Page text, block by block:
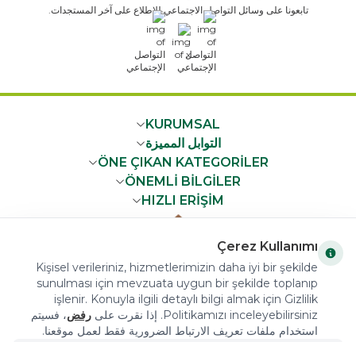
تابعونا على وسائل التواصل الاجتماعي للاطلاع على آخر المستجدات.
x
KURUMSAL
التوابل المميزة
ÖNE ÇIKAN KATEGORİLER
ÖNEMLİ BİLGİLER
HIZLI ERİŞİM
COPYRIGHT © 2023 arifoglu.com ALL RIGHTS RESERVED
Çerez Kullanımı
Kişisel verileriniz, hizmetlerimizin daha iyi bir şekilde
sunulması için mevzuata uygun bir şekilde toplanıp
işlenir. Konuyla ilgili detaylı bilgi almak için Gizlilik
Politikamızı inceleyebilirsiniz. إذا نقرت على
رفض، فسيتم
استخدام ملفات تعريف الارتباط الضرورية فقط لعمل موقعنا.